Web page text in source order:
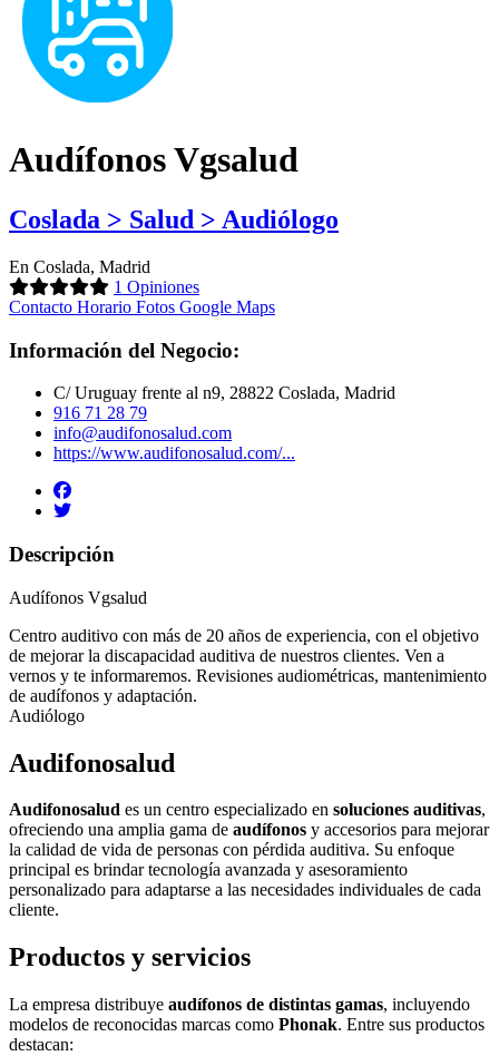
Audífonos Vgsalud
Coslada > Salud > Audiólogo
En Coslada, Madrid
1 Opiniones
Contacto Horario Fotos Google Maps
Información del Negocio:
C/ Uruguay frente al n9, 28822 Coslada, Madrid
916 71 28 79
info@audifonosalud.com
https://www.audifonosalud.com/...
Descripción
Audífonos Vgsalud
Centro auditivo con más de 20 años de experiencia, con el objetivo
de mejorar la discapacidad auditiva de nuestros clientes. Ven a
vernos y te informaremos. Revisiones audiométricas, mantenimiento
de audífonos y adaptación.
Audiólogo
Audifonosalud
Audifonosalud es un centro especializado en soluciones auditivas,
ofreciendo una amplia gama de audífonos y accesorios para mejorar
la calidad de vida de personas con pérdida auditiva. Su enfoque
principal es brindar tecnología avanzada y asesoramiento
personalizado para adaptarse a las necesidades individuales de cada
cliente.
Productos y servicios
La empresa distribuye audífonos de distintas gamas, incluyendo
modelos de reconocidas marcas como Phonak. Entre sus productos
destacan: